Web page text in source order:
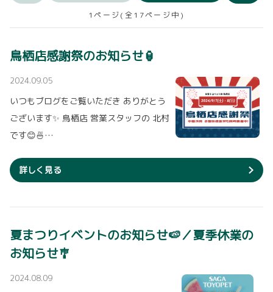
1ページ(全17ページ中)
鳥栖店感謝祭のお知らせ🏮
2024.09.05
いつもブログをご覧いただき ありがとう
ございます✨ 鳥栖店 営業スタッフの 北村
です😊🍜…
詳しく見る
夏まつりイベントのお知らせ🍉／夏季休業の
お知らせ🎐
2024.08.09